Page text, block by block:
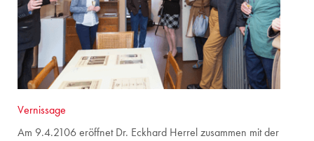
Vernissage
Am 9.4.2106 er­öff­net Dr. Eck­hard Her­rel zu­sam­men mit der